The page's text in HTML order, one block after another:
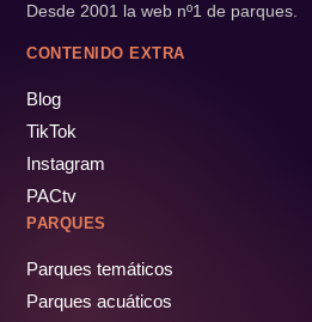
Desde 2001 la web nº1 de parques.
CONTENIDO EXTRA
Blog
TikTok
Instagram
PACtv
PARQUES
Parques temáticos
Parques acuáticos